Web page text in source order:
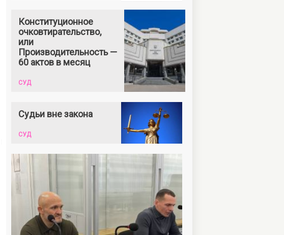
Конституционное
очковтирательство,
или
Производительность —
60 актов в месяц
СУД
Судьи вне закона
СУД